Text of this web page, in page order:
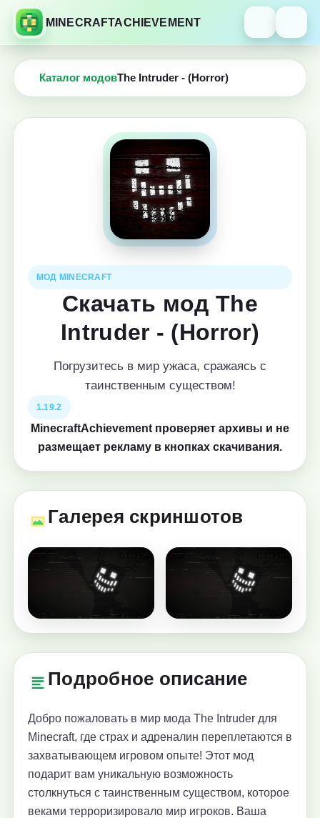
MINECRAFTACHIEVEMENT
Каталог модовThe Intruder - (Horror)
МОД MINECRAFT
Скачать мод The
Intruder - (Horror)
Погрузитесь в мир ужаса, сражаясь с
таинственным существом!
1.19.2
MinecraftAchievement проверяет архивы и не
размещает рекламу в кнопках скачивания.
Галерея скриншотов
Подробное описание
Добро пожаловать в мир мода The Intruder для
Minecraft, где страх и адреналин переплетаются в
захватывающем игровом опыте! Этот мод
подарит вам уникальную возможность
столкнуться с таинственным существом, которое
веками терроризировало мир игроков. Ваша